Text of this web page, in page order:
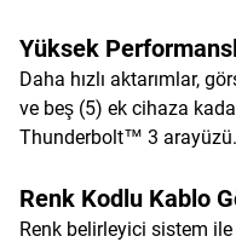
Yüksek
Daha hızlı aktarımlar,
ve beş (5) ek cihaza
Thunderbolt™ 3 arayüzü.
Renk Kodlu Kablo
Renk belirleyici sistem